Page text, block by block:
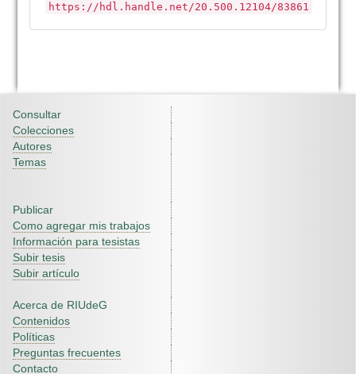
https://hdl.handle.net/20.500.12104/83861
Consultar
Colecciones
Autores
Temas
Publicar
Como agregar mis trabajos
Información para tesistas
Subir tesis
Subir artículo
Acerca de RIUdeG
Contenidos
Políticas
Preguntas frecuentes
Contacto